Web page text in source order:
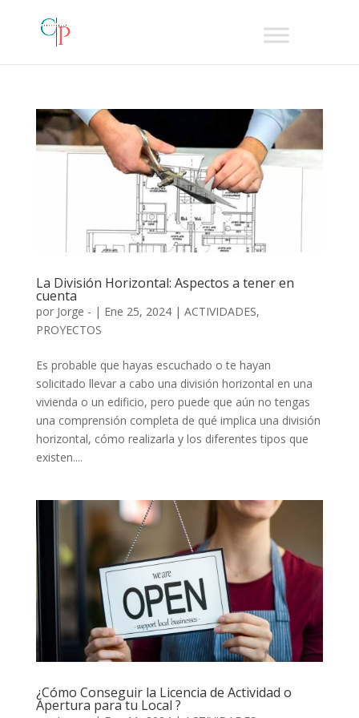
La División Horizontal: Aspectos a tener en
cuenta
por Jorge - | Ene 25, 2024| ACTIVIDADES,
PROYECTOS
Es probable que hayas escuchado o te hayan
solicitado llevar a cabo una división horizontal en una
vivienda o un edificio, pero puede que aún no tengas
una comprensión completa de qué implica una división
horizontal, cómo realizarla y los diferentes tipos que
existen....
¿Cómo Conseguir la Licencia de Actividad o
Apertura para tu Local ?